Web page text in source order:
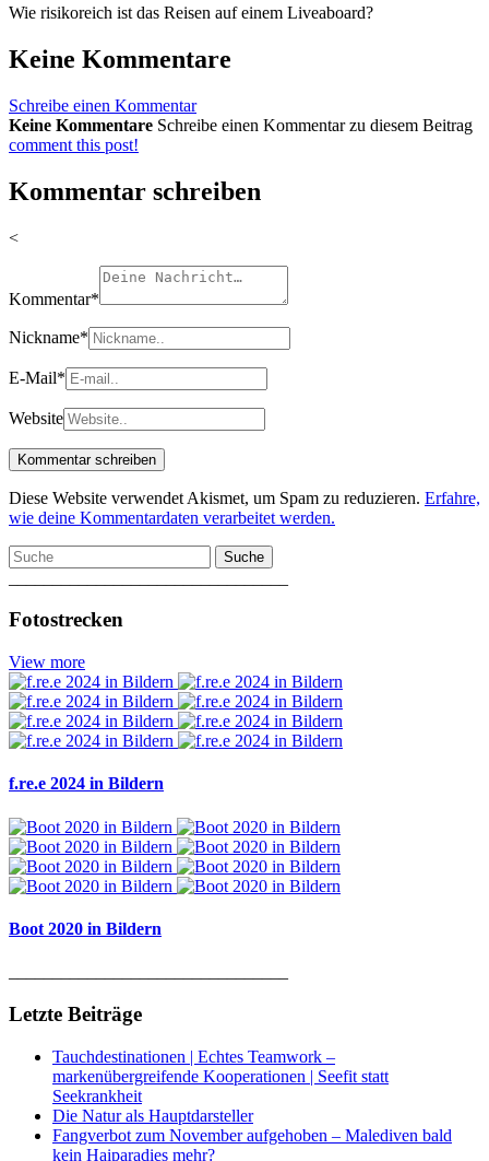
Wie risikoreich ist das Reisen auf einem Liveaboard?
Keine Kommentare
Schreibe einen Kommentar
Keine Kommentare Schreibe einen Kommentar zu diesem Beitrag
comment this post!
Kommentar schreiben
<
Kommentar*
Nickname*
E-Mail*
Website
Diese Website verwendet Akismet, um Spam zu reduzieren. Erfahre,
wie deine Kommentardaten verarbeitet werden.
Suche
Fotostrecken
View more
f.re.e 2024 in Bildern
Boot 2020 in Bildern
Letzte Beiträge
Tauchdestinationen | Echtes Teamwork –
markenübergreifende Kooperationen | Seefit statt
Seekrankheit
Die Natur als Hauptdarsteller
Fangverbot zum November aufgehoben – Malediven bald
kein Haiparadies mehr?